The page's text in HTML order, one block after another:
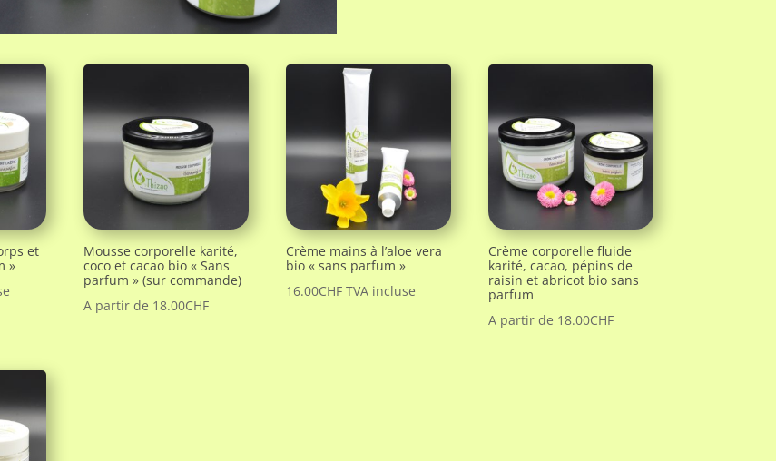
et
»
Mousse corporelle karité,
coco et cacao bio « Sans
parfum » (sur commande)
A partir de 18.00CHF
Crème mains à l’aloe vera
bio « sans parfum »
16.00CHF TVA incluse
Crème corporelle fluide
karité, cacao, pépins de
raisin et abricot bio sans
parfum
A partir de 18.00CHF